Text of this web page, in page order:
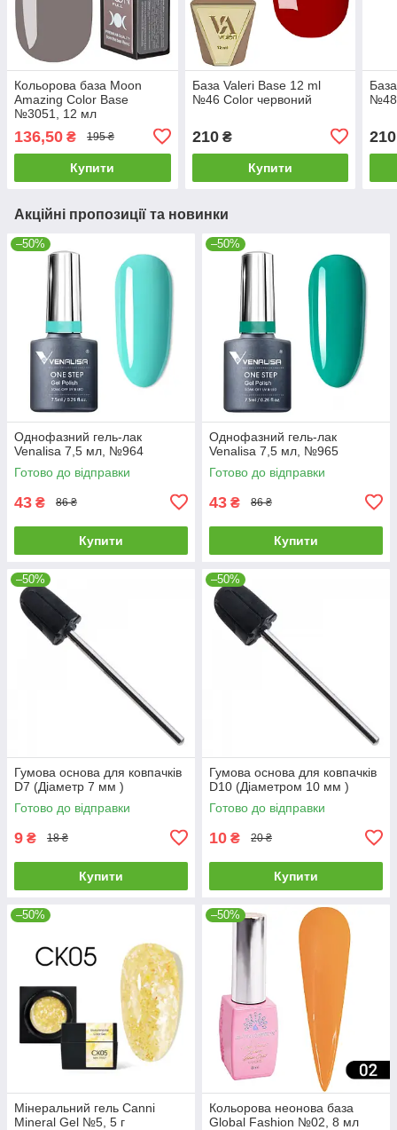
Кольорова база Moon
Amazing Color Base
№3051, 12 мл
136,50 ₴ 195 ₴
Купити
База Valeri Base 12 ml
№46 Color червоний
210₴
Купити
№48
210
Акційні пропозиції та новинки
–50%
Однофазний гель-лак
Venalisa 7,5 мл, №964
Готово до відправки
43 ₴ 86 ₴
Купити
–50%
Однофазний гель-лак
Venalisa 7,5 мл, №965
Готово до відправки
43 ₴ 86 ₴
Купити
–50%
Гумова основа для ковпачків
D7 (Діаметр 7 мм )
Готово до відправки
9 ₴ 18 ₴
Купити
–50%
Гумова основа для ковпачків
D10 (Діаметром 10 мм )
Готово до відправки
10 ₴ 20 ₴
Купити
–50%
Мінеральний гель Canni
Mineral Gel №5, 5 г
–50%
Кольорова неонова база
Global Fashion №02, 8 мл